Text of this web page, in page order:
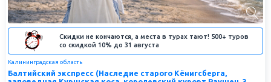
Скидки не кончаются, а места в турах тают! 500+ туров
со скидкой 10% до 31 августа
Калининградская область
Балтийский экспресс (Наследие старого Кёнигсберга,